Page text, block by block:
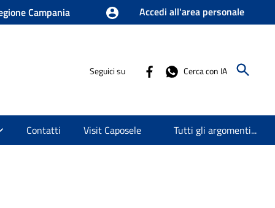
Campania Accedi all'area personale
Seguici su Cerca con IA
Contatti Visit Caposele Tutti gli argomenti...